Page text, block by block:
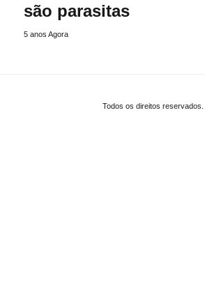
são parasitas
5 anos Agora
Todos os direitos reservados.